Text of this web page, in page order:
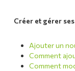
Créer et gérer
Ajouter un
Comment
Comment